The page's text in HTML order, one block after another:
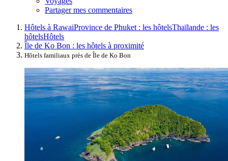
Partager mes commentaires
Hôtels à RawaiProvince de Phuket : les hôtelsThaïlande : les
hôtelsHôtels
Île de Ko Bon : les hôtels à proximité
Hôtels familiaux près de Île de Ko Bon